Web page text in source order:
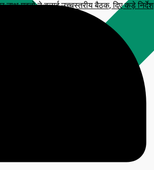
महतो ने बुलाई उच्चस्तरीय बैठक, दिए कड़े निर्देश
सोरेन करेंगे अनावरण
फ्रीज करने की मांग